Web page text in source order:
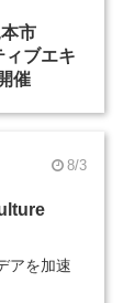
市
ィブエキ
催
8/3
アを加速